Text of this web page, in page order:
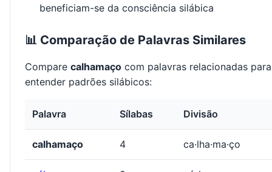
beneficiam-se da consciência silábica
📊 Comparação de Palavras Similares
Compare calhamaço com palavras relacionadas para
entender padrões silábicos:
Palavra Sílabas Divisão
calhamaço 4 ca·lha·ma·ço